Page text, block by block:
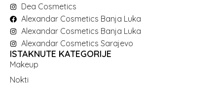
Dea Cosmetics
Alexandar Cosmetics Banja Luka
Alexandar Cosmetics Banja Luka
Alexandar Cosmetics Sarajevo
ISTAKNUTE KATEGORIJE
Makeup
Nokti